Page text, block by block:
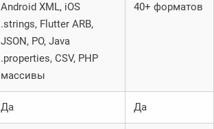
Android XML, iOS
.strings, Flutter ARB,
JSON, PO, Java
.properties, CSV, PHP
массивы
40+ форматов
Да Да